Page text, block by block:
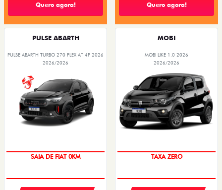
Quero agora! Quero agora!
PULSE ABARTH
PULSE ABARTH TURBO 270 FLEX AT 4P 2026
2026/2026
SAIA DE FIAT 0KM
MOBI
MOBI LIKE 1.0 2026
2026/2026
TAXA ZERO